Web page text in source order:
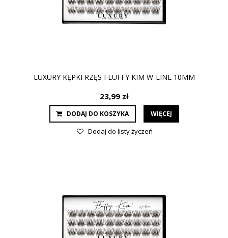
LUXURY KĘPKI RZĘS FLUFFY KIM W-LINE 10MM
23,99 zł
DODAJ DO KOSZYKA WIĘCEJ
Dodaj do listy życzeń